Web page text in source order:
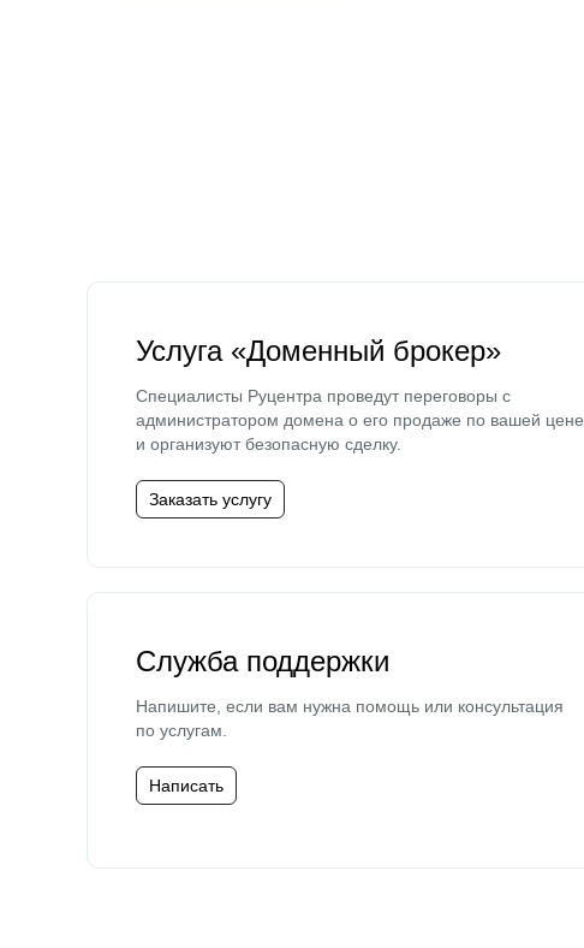
Услуга «Доменный брокер»
Специалисты Руцентра проведут переговоры с
администратором домена о его продаже по вашей цене
и организуют безопасную сделку.
Заказать услугу
Служба поддержки
Напишите, если вам нужна помощь или консультация
по услугам.
Написать